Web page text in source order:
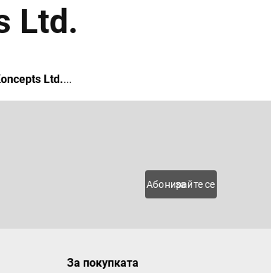
Ltd.
Ltd....
Абонирайте се за
За покупката